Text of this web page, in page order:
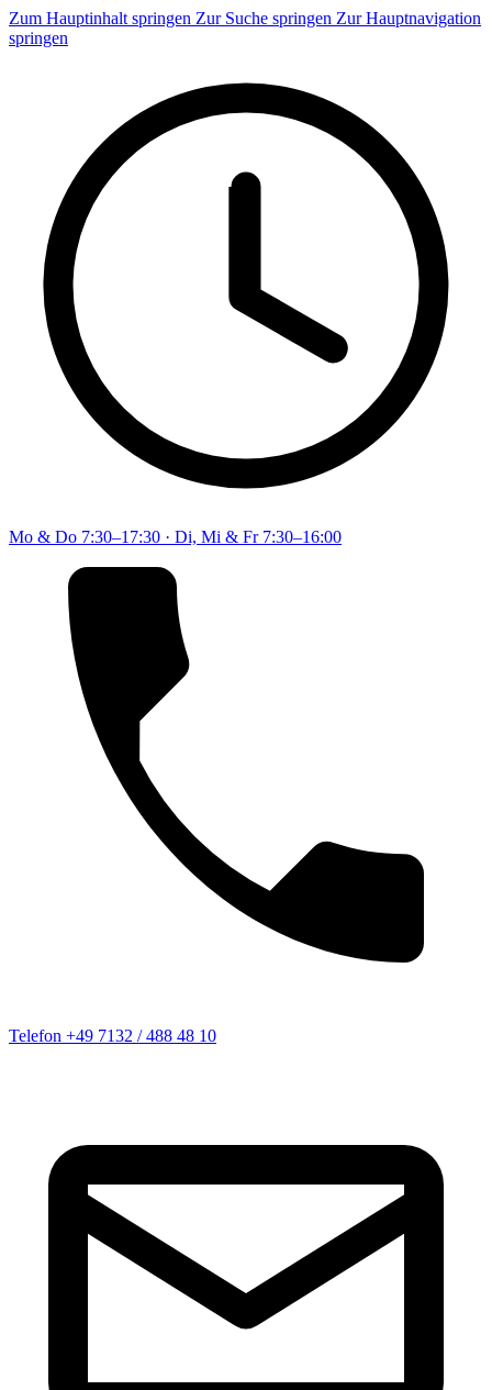
Zum Hauptinhalt springen Zur Suche springen Zur Hauptnavigation
springen
Mo & Do 7:30–17:30 · Di, Mi & Fr 7:30–16:00
Telefon +49 7132 / 488 48 10